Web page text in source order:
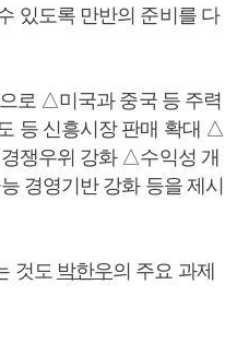
있도록 만반의 준비를 다
로 △미국과 중국 등 주력
등 신흥시장 판매 확대 △
쟁우위 강화 △수익성 개
경영기반 강화 등을 제시
것도 박한우의 주요 과제